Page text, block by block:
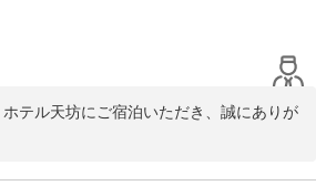
テル天坊にご宿泊いただき、誠にありが
事をお気に召していただけたご様子を伺